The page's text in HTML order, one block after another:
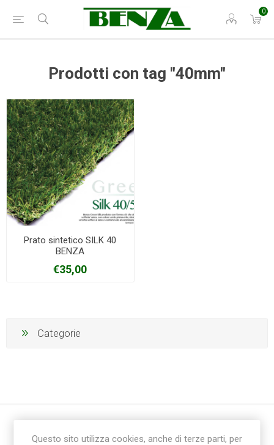
0
Prodotti con tag "40mm"
Prato sintetico SILK 40
BENZA
€35,00
Categorie
Questo sito utilizza cookies, anche di terze parti, per